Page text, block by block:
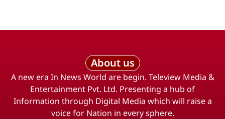
About us
A new era In News World are begin. Teleview Media &
Entertainment Pvt. Ltd. Presenting a hub of
Information through Digital Media which will raise a
voice for Nation in every sphere.